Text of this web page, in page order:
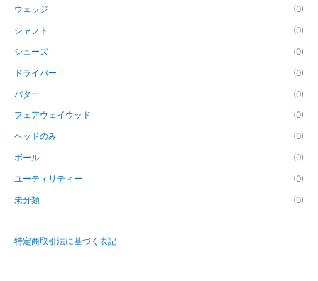
ウェッジ (0)
シャフト (0)
シューズ (0)
ドライバー (0)
パター (0)
フェアウェイウッド (0)
ヘッドのみ (0)
ボール (0)
ユーティリティー (0)
未分類 (0)
特定商取引法に基づく表記